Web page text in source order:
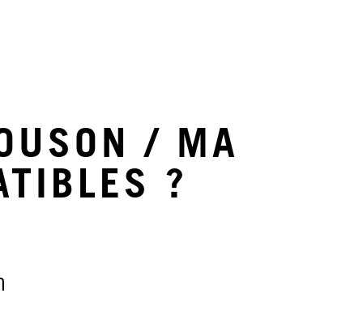
/ MA
?